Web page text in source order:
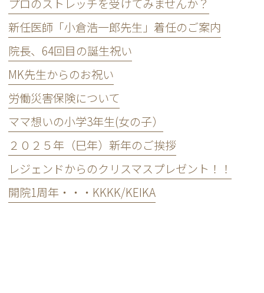
プロのストレッチを受けてみませんか？
新任医師「小倉浩一郎先生」着任のご案内
院長、64回目の誕生祝い
MK先生からのお祝い
労働災害保険について
ママ想いの小学3年生(女の子）
２０２５年（巳年）新年のご挨拶
レジェンドからのクリスマスプレゼント！！
開院1周年・・・KKKK/KEIKA